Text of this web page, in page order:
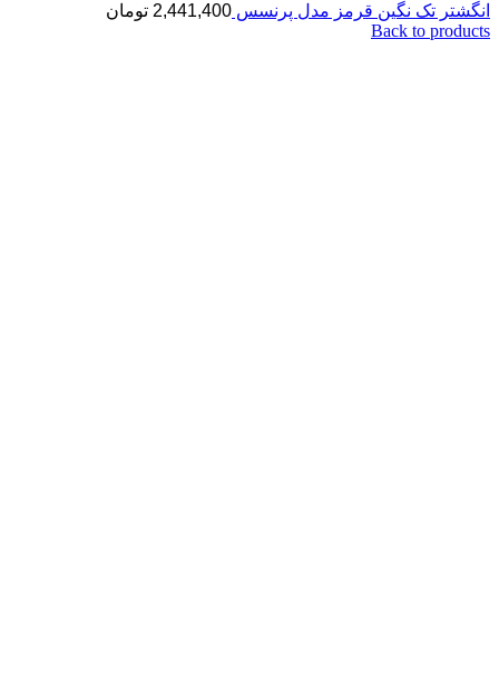
انگشتر تک نگین قرمز مدل پرنسس 2,441,400 تومان
Back to products